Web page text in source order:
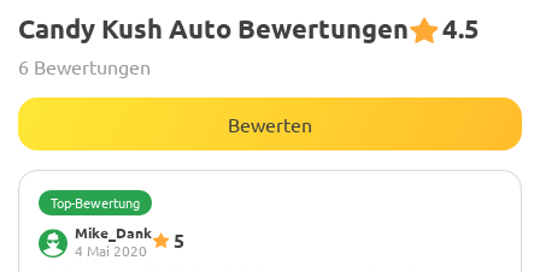
Candy Kush Auto Bewertungen 4.5
6 Bewertungen
Bewerten
Top-Bewertung
Mike_Dank
4 Mai 2020
5